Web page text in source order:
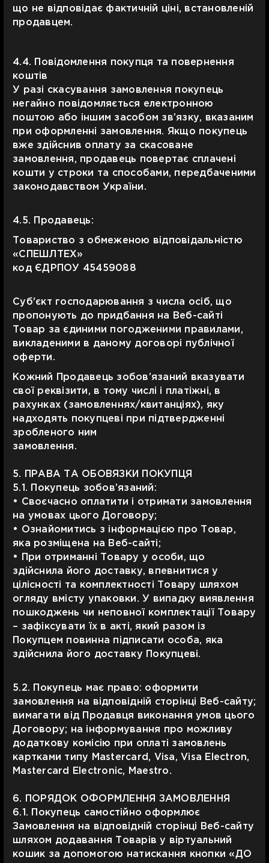
що не відповідає фактичній ціні, встановленій
продавцем.
4.4. Повідомлення покупця та повернення
коштів
У разі скасування замовлення покупець
негайно повідомляється електронною
поштою або іншим засобом зв’язку, вказаним
при оформленні замовлення. Якщо покупець
вже здійснив оплату за скасоване
замовлення, продавець повертає сплачені
кошти у строки та способами, передбаченими
законодавством України.
4.5. Продавець:
Товариство з обмеженою відповідальністю
«СПЕШЛТЕХ»
код ЄДРПОУ 45459088
Суб'єкт господарювання з числа осіб, що
пропонують до придбання на Веб-сайті
Товар за єдиними погодженими правилами,
викладеними в даному договорі публічної
оферти.
Кожний Продавець зобов’язаний вказувати
свої реквізити, в тому числі і платіжні, в
рахунках (замовленнях/квитанціях), яку
надходять покупцеві при підтвердженні
зробленого ним
замовлення.
5. ПРАВА ТА ОБОВЯЗКИ ПОКУПЦЯ
5.1. Покупець зобов’язаний:
• Своєчасно оплатити і отримати замовлення
на умовах цього Договору;
• Ознайомитись з інформацією про Товар,
яка розміщена на Веб-сайті;
• При отриманні Товару у особи, що
здійснила його доставку, впевнитися у
цілісності та комплектності Товару шляхом
огляду вмісту упаковки. У випадку виявлення
пошкоджень чи неповної комплектації Товару
– зафіксувати їх в акті, який разом із
Покупцем повинна підписати особа, яка
здійснила його доставку Покупцеві.
5.2. Покупець має право: оформити
замовлення на відповідній сторінці Веб-сайту;
вимагати від Продавця виконання умов цього
Договору; на інформування про можливу
додаткову комісію при оплаті замовлень
картками типу Mastercard, Visa, Visa Electron,
Mastercard Electronic, Maestro.
6. ПОРЯДОК ОФОРМЛЕННЯ ЗАМОВЛЕННЯ
6.1. Покупець самостійно оформлює
Замовлення на відповідній сторінці Веб-сайту
шляхом додавання Товарів у віртуальний
кошик за допомогою натискання кнопки «ДО